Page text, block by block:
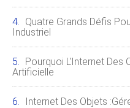
Quatre Grands Défis
Industriel
Pourquoi L'Internet Des
Artificielle
Internet Des Objets